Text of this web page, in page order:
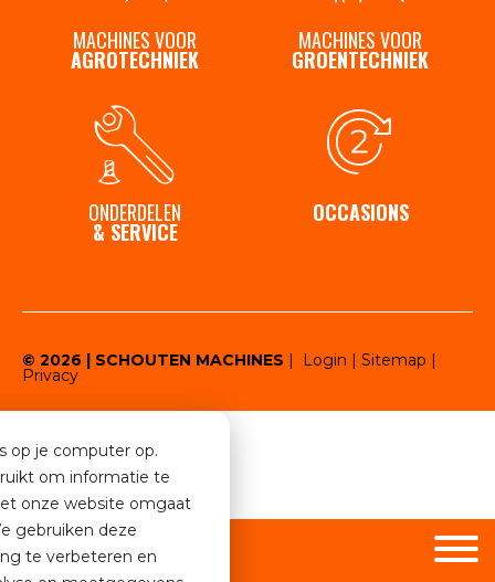
Dealers
Contact
MACHINES VOOR
AGROTECHNIEK
MACHINES VOOR
GROENTECHNIEK
ONDERDELEN
& SERVICE
OCCASIONS
© 2026 | SCHOUTEN MACHINES | Login | Sitemap |
Privacy
op je computer op.
om informatie te
onze website omgaat
gebruiken deze
te verbeteren en